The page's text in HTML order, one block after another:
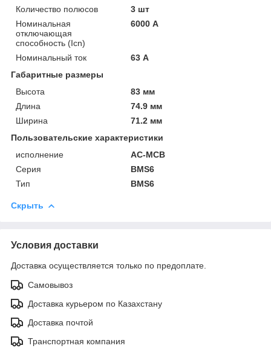
Количество полюсов
3 шт
Номинальная
отключающая
способность (Icn)
6000 А
Номинальный ток
63 А
Габаритные размеры
Высота
83 мм
Длина
74.9 мм
Ширина
71.2 мм
Пользовательские характеристики
исполнение
AC-MCB
Серия
BMS6
Тип
BMS6
Скрыть
Условия доставки
Доставка осуществляется только по предоплате.
Самовывоз
Доставка курьером по Казахстану
Доставка почтой
Транспортная компания